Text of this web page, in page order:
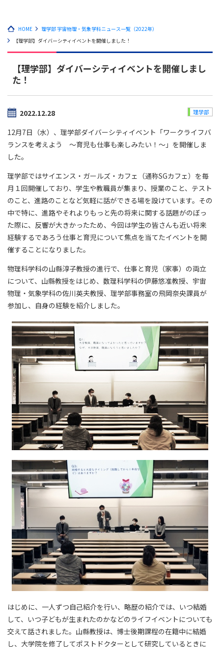
HOME
理学部 宇宙物理・気象学科ニュース一覧（2022年）
【理学部】ダイバーシティイベントを開催しました！
【理学部】ダイバーシティイベントを開催しまし
た！
2022.12.28 理学部
12月7日（水）、理学部ダイバーシティイベント「ワークライフバ
ランスを考えよう ～育児も仕事も楽しみたい！～」を開催しま
した。
理学部ではサイエンス・ガールズ・カフェ（通称SGカフェ）を毎
月１回開催しており、学生や教職員が集まり、授業のこと、テスト
のこと、進路のことなど気軽に話ができる場を設けています。その
中で特に、進路やそれよりもっと先の将来に関する話題がのぼっ
た際に、反響が大きかったため、今回は学生の皆さんも近い将来
経験するであろう仕事と育児について焦点を当てたイベントを開
催することになりました。
物理科学科の山縣淳子教授の進行で、仕事と育児（家事）の両立
について、山縣教授をはじめ、数理科学科の伊藤悠准教授、宇宙
物理・気象学科の佐川英夫教授、理学部事務室の飛岡奈央課員が
参加し、自身の経験を紹介しました。
はじめに、一人ずつ自己紹介を行い、略歴の紹介では、いつ結婚
して、いつ子どもが生まれたのかなどのライフイベントについても
交えて話されました。山縣教授は、博士後期課程の在籍中に結婚
し、大学院を修了してポストドクターとして研究しているときに